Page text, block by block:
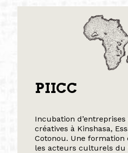
PIICC
Incubation
créatives à Kinshasa,
Cotonou. Une formation
les acteurs culturels du